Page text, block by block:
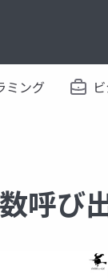
ミング
呼び